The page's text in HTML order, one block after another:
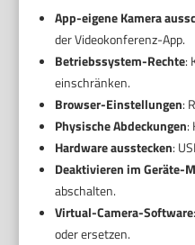
App-eigene Kamera
der Videokonferenz-App.
Betriebssystem-Rechte:
einschränken.
Browser-Einstellungen:
Physische Abdeckungen:
Hardware ausstecken:
Deaktivieren im Geräte-
abschalten.
Virtual-Camera-Software
oder ersetzen.